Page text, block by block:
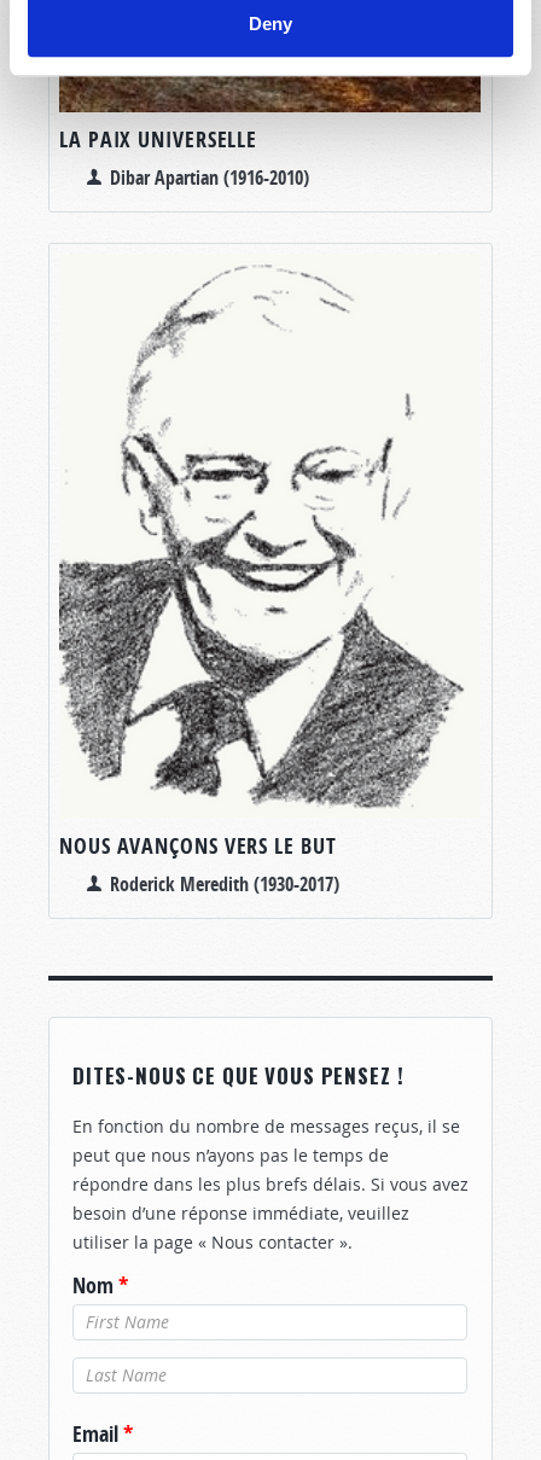
Deny
LA PAIX UNIVERSELLE
Dibar Apartian (1916-2010)
NOUS AVANÇONS VERS LE BUT
Roderick Meredith (1930-2017)
DITES-NOUS CE QUE VOUS PENSEZ !
En fonction du nombre de messages reçus, il se
peut que nous n’ayons pas le temps de
répondre dans les plus brefs délais. Si vous avez
besoin d’une réponse immédiate, veuillez
utiliser la page « Nous contacter ».
Nom *
Nom de
famille*
Email*